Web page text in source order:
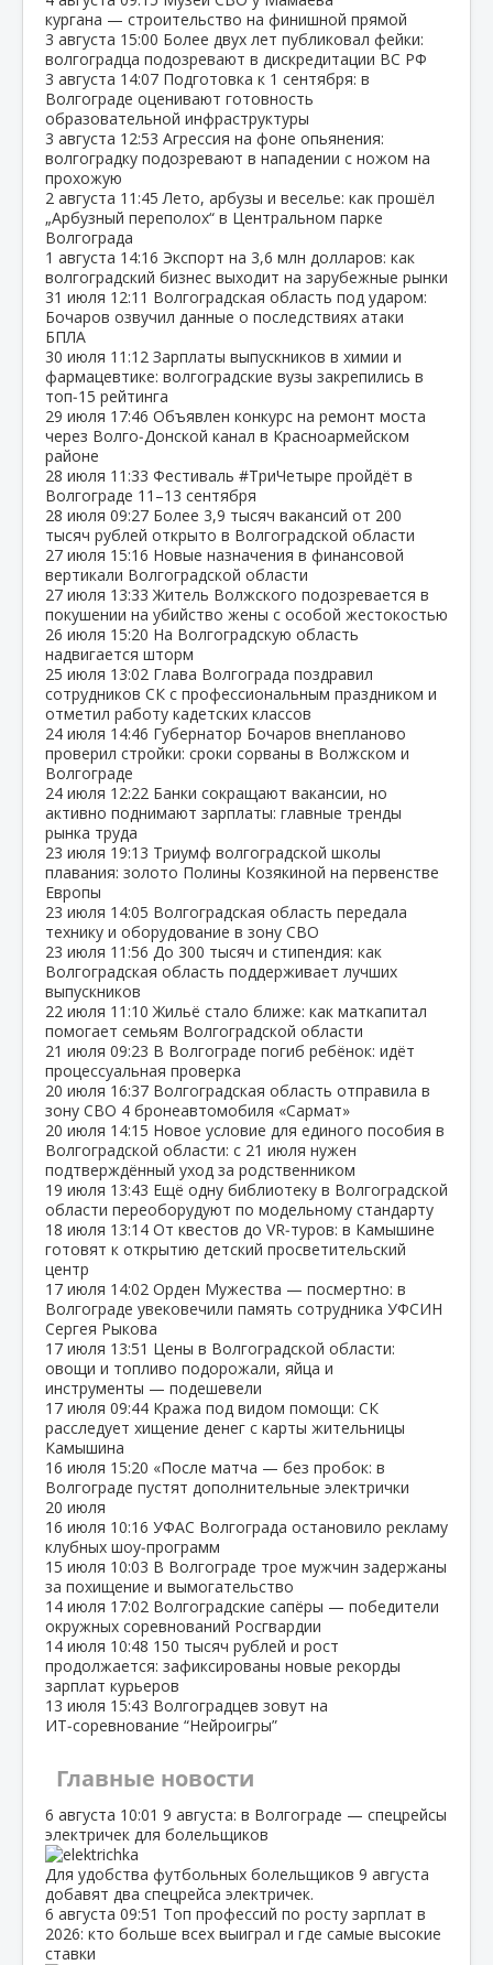
кургана — строительство на финишной прямой
3 августа 15:00 Более двух лет публиковал фейки:
волгоградца подозревают в дискредитации ВС РФ
3 августа 14:07 Подготовка к 1 сентября: в
Волгограде оценивают готовность
образовательной инфраструктуры
3 августа 12:53 Агрессия на фоне опьянения:
волгоградку подозревают в нападении с ножом на
прохожую
2 августа 11:45 Лето, арбузы и веселье: как прошёл
„Арбузный переполох“ в Центральном парке
Волгограда
1 августа 14:16 Экспорт на 3,6 млн долларов: как
волгоградский бизнес выходит на зарубежные рынки
31 июля 12:11 Волгоградская область под ударом:
Бочаров озвучил данные о последствиях атаки
БПЛА
30 июля 11:12 Зарплаты выпускников в химии и
фармацевтике: волгоградские вузы закрепились в
топ‑15 рейтинга
29 июля 17:46 Объявлен конкурс на ремонт моста
через Волго‑Донской канал в Красноармейском
районе
28 июля 11:33 Фестиваль #ТриЧетыре пройдёт в
Волгограде 11–13 сентября
28 июля 09:27 Более 3,9 тысяч вакансий от 200
тысяч рублей открыто в Волгоградской области
27 июля 15:16 Новые назначения в финансовой
вертикали Волгоградской области
27 июля 13:33 Житель Волжского подозревается в
покушении на убийство жены с особой жестокостью
26 июля 15:20 На Волгоградскую область
надвигается шторм
25 июля 13:02 Глава Волгограда поздравил
сотрудников СК с профессиональным праздником и
отметил работу кадетских классов
24 июля 14:46 Губернатор Бочаров внепланово
проверил стройки: сроки сорваны в Волжском и
Волгограде
24 июля 12:22 Банки сокращают вакансии, но
активно поднимают зарплаты: главные тренды
рынка труда
23 июля 19:13 Триумф волгоградской школы
плавания: золото Полины Козякиной на первенстве
Европы
23 июля 14:05 Волгоградская область передала
технику и оборудование в зону СВО
23 июля 11:56 До 300 тысяч и стипендия: как
Волгоградская область поддерживает лучших
выпускников
22 июля 11:10 Жильё стало ближе: как маткапитал
помогает семьям Волгоградской области
21 июля 09:23 В Волгограде погиб ребёнок: идёт
процессуальная проверка
20 июля 16:37 Волгоградская область отправила в
зону СВО 4 бронеавтомобиля «Сармат»
20 июля 14:15 Новое условие для единого пособия в
Волгоградской области: с 21 июля нужен
подтверждённый уход за родственником
19 июля 13:43 Ещё одну библиотеку в Волгоградской
области переоборудуют по модельному стандарту
18 июля 13:14 От квестов до VR‑туров: в Камышине
готовят к открытию детский просветительский
центр
17 июля 14:02 Орден Мужества — посмертно: в
Волгограде увековечили память сотрудника УФСИН
Сергея Рыкова
17 июля 13:51 Цены в Волгоградской области:
овощи и топливо подорожали, яйца и
инструменты — подешевели
17 июля 09:44 Кража под видом помощи: СК
расследует хищение денег с карты жительницы
Камышина
16 июля 15:20 «После матча — без пробок: в
Волгограде пустят дополнительные электрички
20 июля
16 июля 10:16 УФАС Волгограда остановило рекламу
клубных шоу‑программ
15 июля 10:03 В Волгограде трое мужчин задержаны
за похищение и вымогательство
14 июля 17:02 Волгоградские сапёры — победители
окружных соревнований Росгвардии
14 июля 10:48 150 тысяч рублей и рост
продолжается: зафиксированы новые рекорды
зарплат курьеров
13 июля 15:43 Волгоградцев зовут на
ИТ‑соревнование “Нейроигры”
Главные новости
6 августа 10:01 9 августа: в Волгограде — спецрейсы
электричек для болельщиков
Для удобства футбольных болельщиков 9 августа
добавят два спецрейса электричек.
6 августа 09:51 Топ профессий по росту зарплат в
2026: кто больше всех выиграл и где самые высокие
ставки